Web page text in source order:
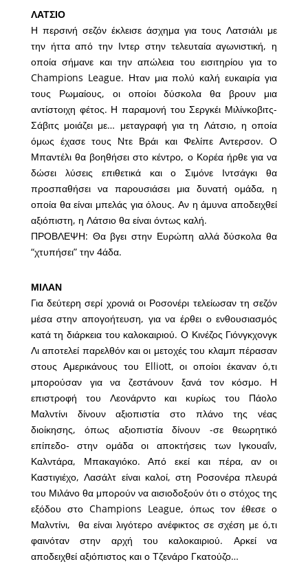
ΛΑΤΣΙΟ
Η περσινή σεζόν έκλεισε άσχημα για τους Λατσιάλι με
την ήττα από την Ιντερ στην τελευταία αγωνιστική, η
οποία σήμανε και την απώλεια του εισιτηρίου για το
Champions League. Ηταν μια πολύ καλή ευκαιρία για
τους Ρωμαίους, οι οποίοι δύσκολα θα βρουν μια
αντίστοιχη φέτος. Η παραμονή του Σεργκέι Μιλίνκοβιτς-
Σάβιτς μοιάζει με… μεταγραφή για τη Λάτσιο, η οποία
όμως έχασε τους Ντε Βράι και Φελίπε Αντερσον. Ο
Μπαντέλι θα βοηθήσει στο κέντρο, ο Κορέα ήρθε για να
δώσει λύσεις επιθετικά και ο Σιμόνε Ιντσάγκι θα
προσπαθήσει να παρουσιάσει μια δυνατή ομάδα, η
οποία θα είναι μπελάς για όλους. Αν η άμυνα αποδειχθεί
αξιόπιστη, η Λάτσιο θα είναι όντως καλή.
ΠΡΟΒΛΕΨΗ: Θα βγει στην Ευρώπη αλλά δύσκολα θα
“χτυπήσει” την 4άδα.
ΜΙΛΑΝ
Για δεύτερη σερί χρονιά οι Ροσονέρι τελείωσαν τη σεζόν
μέσα στην απογοήτευση, για να έρθει ο ενθουσιασμός
κατά τη διάρκεια του καλοκαιριού. Ο Κινέζος Γιόνγκχονγκ
Λι αποτελεί παρελθόν και οι μετοχές του κλαμπ πέρασαν
στους Αμερικάνους του Elliott, οι οποίοι έκαναν ό,τι
μπορούσαν για να ζεστάνουν ξανά τον κόσμο. Η
επιστροφή του Λεονάρντο και κυρίως του Πάολο
Μαλντίνι δίνουν αξιοπιστία στο πλάνο της νέας
διοίκησης, όπως αξιοπιστία δίνουν -σε θεωρητικό
επίπεδο- στην ομάδα οι αποκτήσεις των Ιγκουαΐν,
Καλντάρα, Μπακαγιόκο. Από εκεί και πέρα, αν οι
Καστιγιέχο, Λασάλτ είναι καλοί, στη Ροσονέρα πλευρά
του Μιλάνο θα μπορούν να αισιοδοξούν ότι ο στόχος της
εξόδου στο Champions League, όπως τον έθεσε ο
Μαλντίνι, θα είναι λιγότερο ανέφικτος σε σχέση με ό,τι
φαινόταν στην αρχή του καλοκαιριού. Αρκεί να
αποδειχθεί αξιόπιστος και ο Τζενάρο Γκατούζο…